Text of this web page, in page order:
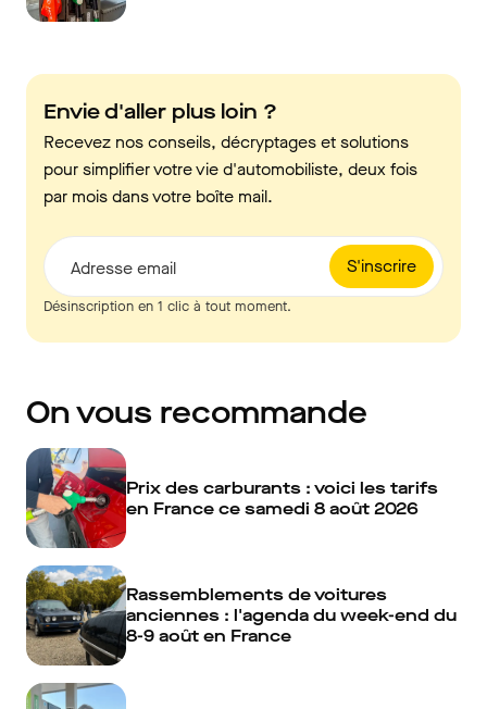
Envie d'aller plus loin ?
Recevez nos conseils, décryptages et solutions
pour simplifier votre vie d'automobiliste, deux fois
par mois dans votre boîte mail.
S'inscrire
Adresse email
Désinscription en 1 clic à tout moment.
On vous recommande
Prix des carburants : voici les tarifs
en France ce samedi 8 août 2026
Rassemblements de voitures
anciennes : l'agenda du week-end du
8-9 août en France